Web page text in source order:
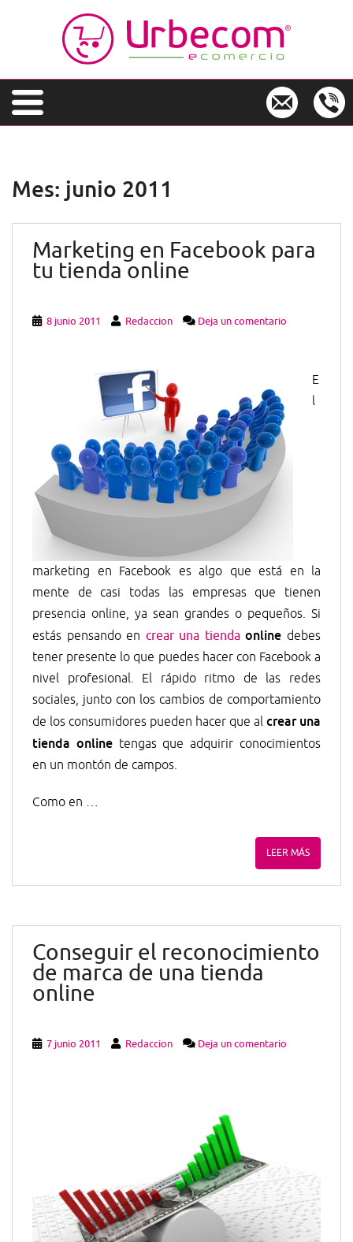
t
Mes: junio 2011
Marketing en Facebook para
tu tienda online
8 junio 2011 Redaccion Deja un comentario
E
l
marketing en Facebook es algo que está en la
mente de casi todas las empresas que tienen
presencia online, ya sean grandes o pequeños. Si
estás pensando en crear una tiendaonline debes
tener presente lo que puedes hacer con Facebook a
nivel profesional. El rápido ritmo de las redes
sociales, junto con los cambios de comportamiento
de los consumidores pueden hacer que al crear una
tienda onlinetengas que adquirir conocimientos
en un montón de campos.
Como en …
LEER MÁS
Conseguir el reconocimiento
de marca de una tienda
online
7 junio 2011 Redaccion Deja un comentario